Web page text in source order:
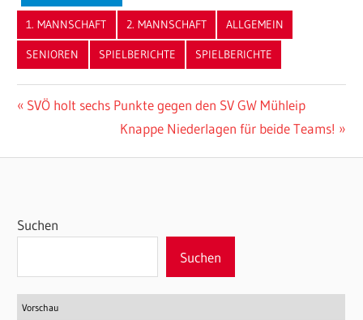
1. MANNSCHAFT 2. MANNSCHAFT ALLGEMEIN
SENIOREN SPIELBERICHTE SPIELBERICHTE
Beitragsnavigation
Vorheriger
SVÖ holt sechs Punkte gegen den SV GW Mühleip
Nächster
Knappe Niederlagen für beide Teams!
Suchen
Suchen
Vorschau